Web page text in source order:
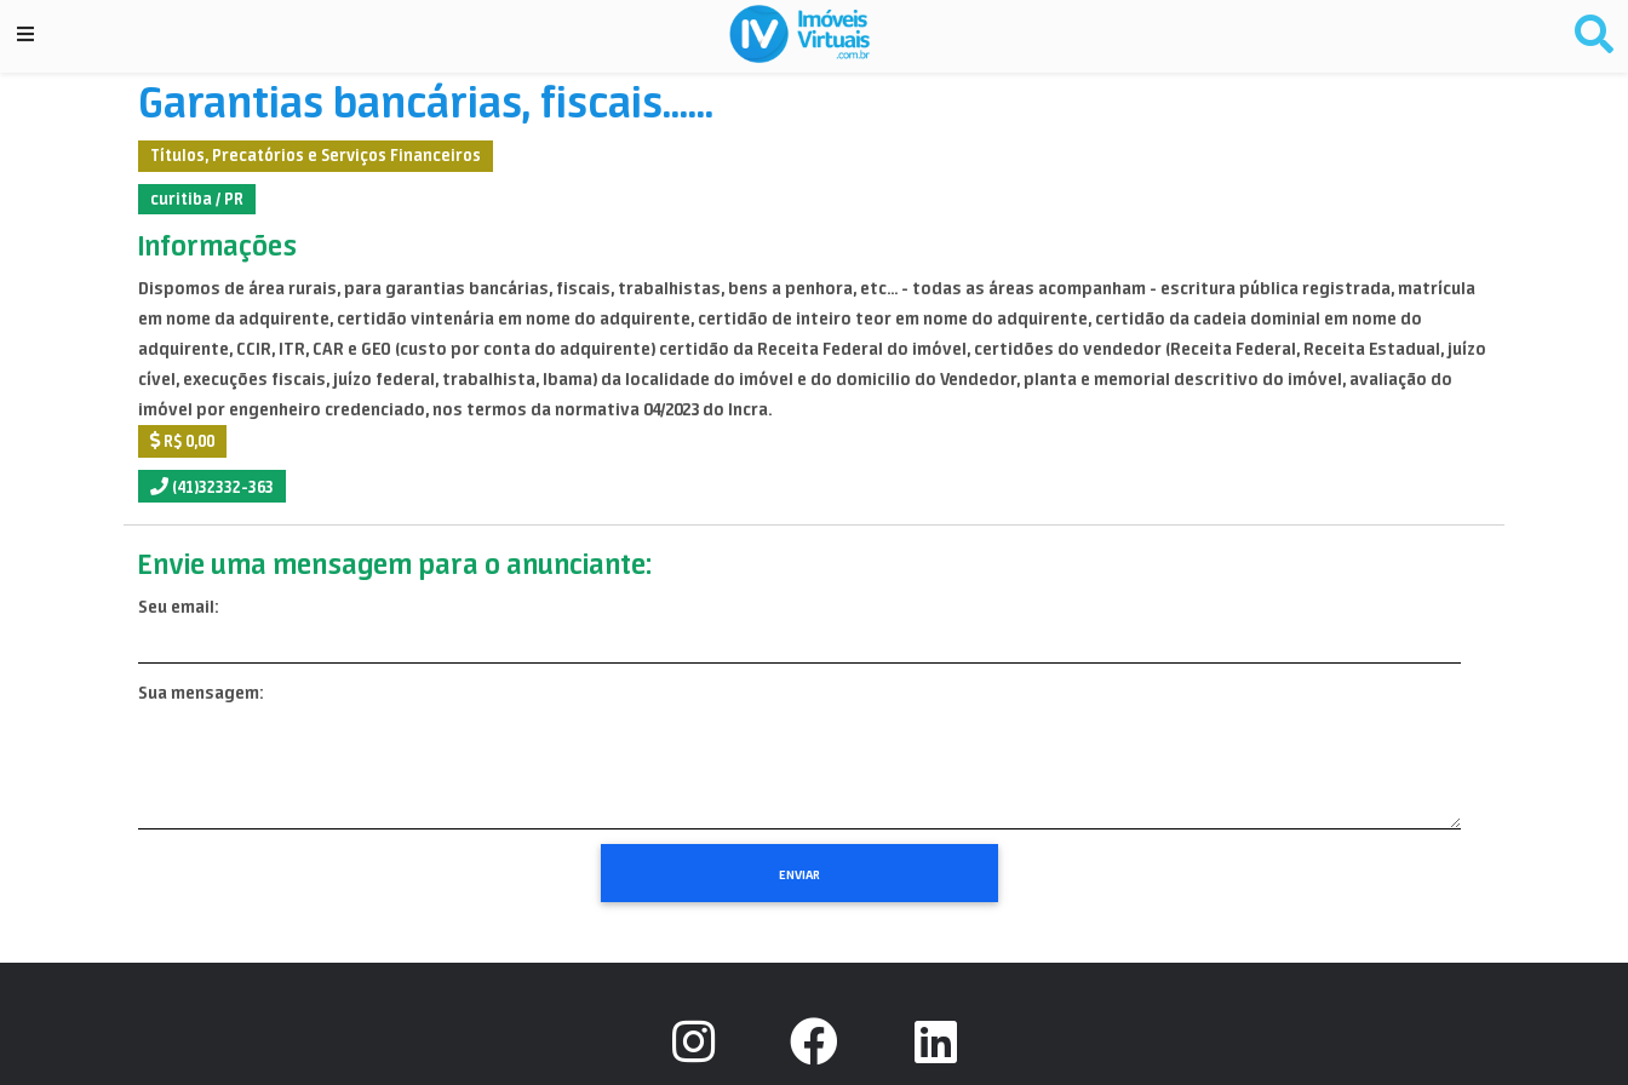
Garantias bancárias, fiscais......
Títulos, Precatórios e Serviços Financeiros
curitiba / PR
Informações
Dispomos de área rurais, para garantias bancárias, fiscais, trabalhistas, bens a penhora, etc... - todas as áreas acompanham - escritura pública registrada, matrícula
em nome da adquirente, certidão vintenária em nome do adquirente, certidão de inteiro teor em nome do adquirente, certidão da cadeia dominial em nome do
adquirente, CCIR, ITR, CAR e GEO (custo por conta do adquirente) certidão da Receita Federal do imóvel, certidões do vendedor (Receita Federal, Receita Estadual, juízo
cível, execuções fiscais, juízo federal, trabalhista, Ibama) da localidade do imóvel e do domicilio do Vendedor, planta e memorial descritivo do imóvel, avaliação do
imóvel por engenheiro credenciado, nos termos da normativa 04/2023 do Incra.
R$ 0,00
(41)32332-363
Envie uma mensagem para o anunciante:
Seu email:
Sua mensagem: